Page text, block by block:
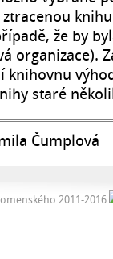
ztracenou
že by
organizace).
knihovnu
staré
Čumplová
2011-2016